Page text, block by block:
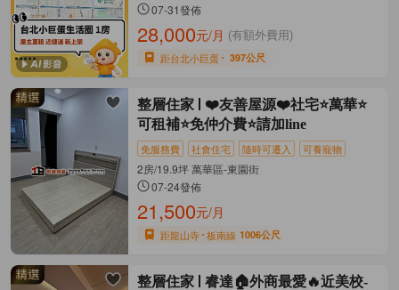
07-31發佈
28,000元/月 (有額外費用)
距台北小巨蛋 397公尺
整層住家
❤️友善屋源❤️社宅⭐萬華⭐
可租補⭐免仲介費⭐請加line
免服務費 社會住宅 隨時可遷入 可養寵物
2房/19.9坪 萬華區-東園街
07-24發佈
21,500元/月
距龍山寺 板南線 1006公尺
整層住家
睿達🏠外商最愛🔥近美校-